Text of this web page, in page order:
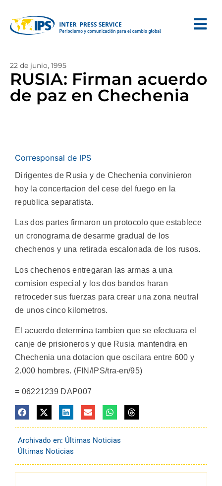
22 de junio, 1995
RUSIA: Firman acuerdo
de paz en Chechenia
Corresponsal de IPS
Dirigentes de Rusia y de Chechenia convinieron
hoy la concertacion del cese del fuego en la
republica separatista.
Las dos partes firmaron un protocolo que establece
un cronograma de desarme gradual de los
chechenos y una retirada escalonada de los rusos.
Los chechenos entregaran las armas a una
comision especial y los dos bandos haran
retroceder sus fuerzas para crear una zona neutral
de unos cinco kilometros.
El acuerdo determina tambien que se efectuara el
canje de prisioneros y que Rusia mantendra en
Chechenia una dotacion que oscilara entre 600 y
2.000 hombres. (FIN/IPS/tra-en/95)
= 06221239 DAP007
Archivado en: Últimas Noticias
Últimas Noticias